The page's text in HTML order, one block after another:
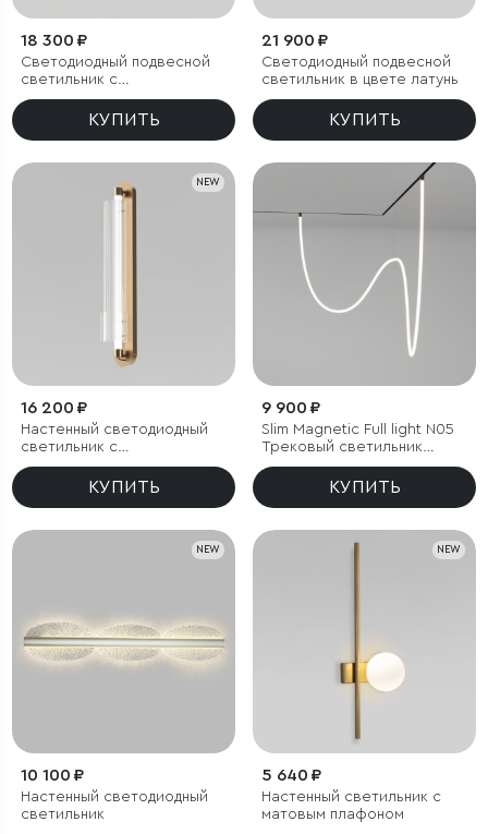
18 300 ₽
Светодиодный подвесной
светильник с
регулировкой цветовой
температурыКУПИТЬ
21 900 ₽
Светодиодный подвесной
светильник в цвете латунь
КУПИТЬ
NEW
16 200 ₽
Настенный светодиодный
светильник с
регулировкой цветовой
температурыКУПИТЬ
9 900 ₽
Slim Magnetic Full light N05
Трековый светильник
100W 4200K 85028/01
КУПИТЬ
NEW
10 100 ₽
Настенный светодиодный
светильник
NEW
5 640 ₽
Настенный светильник с
матовым плафоном